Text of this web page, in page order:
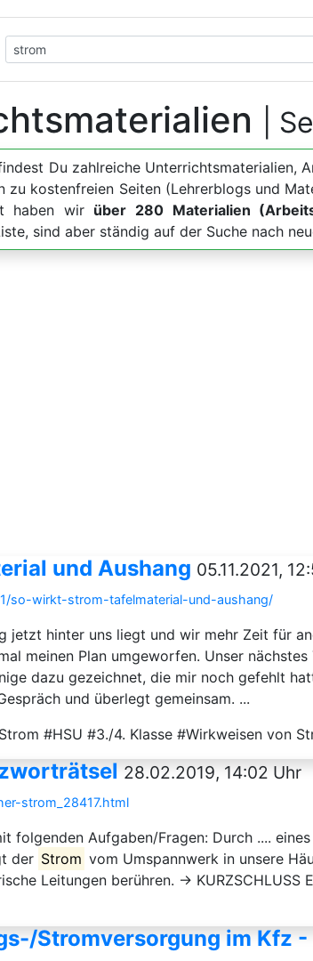
|
Du zahlreiche Unterrichtsmaterialien,
kostenfreien Seiten (Lehrerblogs und
haben wir über 280 Materialien
sind aber ständig auf der Suche nach
und Aushang 05.11.2021,
so-wirkt-strom-tafelmaterial-und-aushang/
jetzt hinter uns liegt und wir mehr Zeit für
meinen Plan umgeworfen. Unser
dazu gezeichnet, die mir noch gefehlt
und überlegt gemeinsam. ...
#HSU #3./4. Klasse #Wirkweisen von
28.02.2019, 14:02 Uhr
strom_28417.html
folgenden Aufgaben/Fragen: Durch ....
der Strom vom Umspannwerk in unsere
Leitungen berühren. → KURZSCHLUSS
Stromversorgung im Kfz